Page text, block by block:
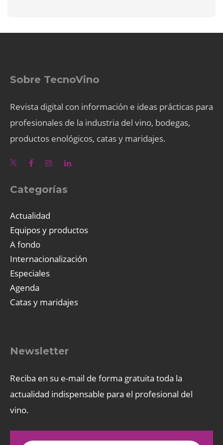
Sobre TecnoVino
Revista digital con información e ideas prácticas para
profesionales de la industria del vino, bodegas,
productos enológicos, catas y maridajes.
Categorías
Actualidad
Equipos y productos
A fondo
Internacionalización
Especiales
Agenda
Catas y maridajes
Newsletter
Reciba en su e-mail de forma gratuita toda la
actualidad indispensable para el profesional del
vino.